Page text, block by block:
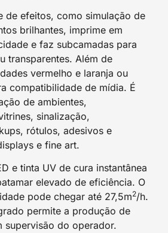
de efeitos, como simulação de
brilhantes, imprime em
e faz subcamadas para
transparentes. Além de
vermelho e laranja ou
compatibilidade de mídia. É
de ambientes,
sinalização,
rótulos, adesivos e
e fine art.
e tinta UV de cura instantânea
elevado de eficiência. O
pode chegar até 27,5m2/h.
permite a produção de
supervisão do operador.